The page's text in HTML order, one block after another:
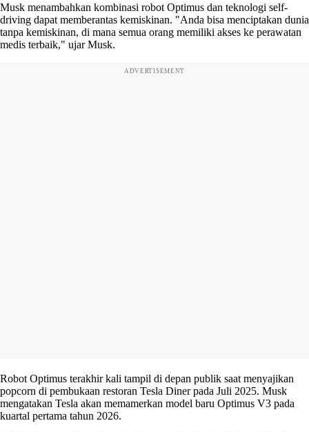
Musk menambahkan kombinasi robot Optimus dan teknologi self-
driving dapat memberantas kemiskinan. "Anda bisa menciptakan dunia
tanpa kemiskinan, di mana semua orang memiliki akses ke perawatan
medis terbaik," ujar Musk.
ADVERTISEMENT
Robot Optimus terakhir kali tampil di depan publik saat menyajikan
popcorn di pembukaan restoran Tesla Diner pada Juli 2025. Musk
mengatakan Tesla akan memamerkan model baru Optimus V3 pada
kuartal pertama tahun 2026.